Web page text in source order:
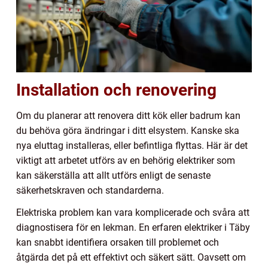
Installation och renovering
Om du planerar att renovera ditt kök eller badrum kan
du behöva göra ändringar i ditt elsystem. Kanske ska
nya eluttag installeras, eller befintliga flyttas. Här är det
viktigt att arbetet utförs av en behörig elektriker som
kan säkerställa att allt utförs enligt de senaste
säkerhetskraven och standarderna.
Elektriska problem kan vara komplicerade och svåra att
diagnostisera för en lekman. En erfaren elektriker i Täby
kan snabbt identifiera orsaken till problemet och
åtgärda det på ett effektivt och säkert sätt. Oavsett om